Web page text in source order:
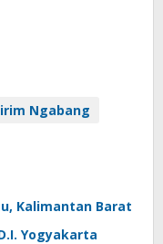
Ngabang
Kalimantan Barat
Yogyakarta